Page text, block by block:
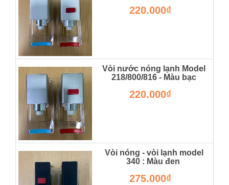
220.000₫
Vòi nước nóng lạnh Model
218/800/816 - Màu bạc
220.000₫
Vòi nóng - vòi lạnh model
340 : Màu đen
275.000₫